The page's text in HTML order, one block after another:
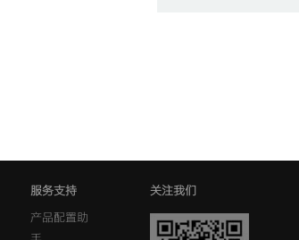
服务支持
产品配置助
关注我们